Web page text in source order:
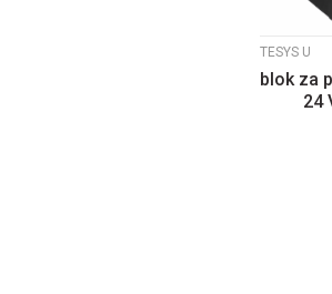
TESYS U
blok za
24